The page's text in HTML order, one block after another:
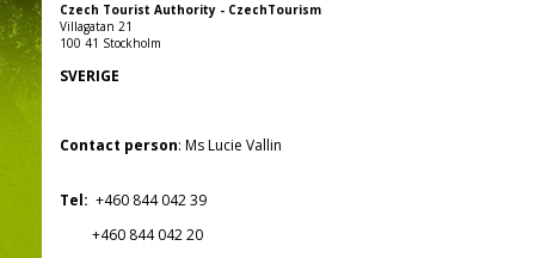
Czech Tourist Authority - CzechTourism
Villagatan 21
100 41 Stockholm
SVERIGE
Contact person: Ms Lucie Vallin
Tel: +460 844 042 39
+460 844 042 20